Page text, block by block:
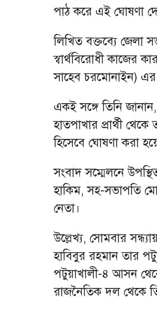
পাঠ করে এই ঘোষণা
লিখিত বক্তব্যে জেলা
স্বার্থবিরোধী কাজের
সাহেব চরমোনাইন) এর
একই সঙ্গে তিনি
হাতপাখার প্রার্থী
হিসেবে ঘোষণা করা
সংবাদ সম্মেলনে
হাকিম, সহ-সভাপতি
নেতা।
উল্লেখ্য, সোমবার
হাবিবুর রহমান তার
পটুয়াখালী-৪ আসন
রাজনৈতিক দল থেকে